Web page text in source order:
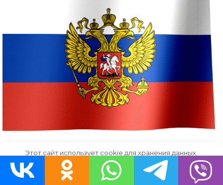
Скачать
águila bicéfala
Этот сайт использует cookie для хранения данных.
Продолжая использовать сайт, Вы даете свое согласие на
работу с этими файлами.
OK